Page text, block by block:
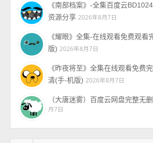
《南部档案》-全集百度云
资源分享 2026年8月7日
《耀眼》全集-在线观看免费观看
版) 2026年8月7日
《昨夜将至》全集在线观看免费
清(手-机版) 2026年8月7日
（大唐迷雾）百度云网盘完整无
月7日